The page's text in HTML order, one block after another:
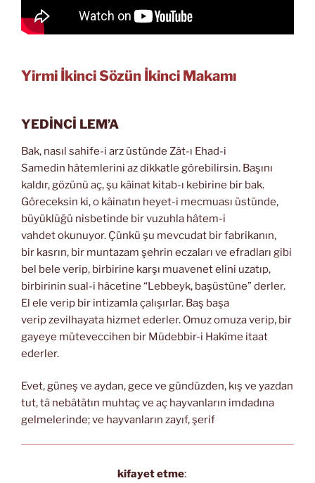
Yirmi İkinci Sözün İkinci Makamı
YEDİNCİ LEM’A
Bak, nasıl sahife-i arz üstünde Zât-ı Ehad-i
Samedin hâtemlerini az dikkatle görebilirsin. Başını
kaldır, gözünü aç, şu kâinat kitab-ı kebirine bir bak.
Göreceksin ki, o kâinatın heyet-i mecmuası üstünde,
büyüklüğü nisbetinde bir vuzuhla hâtem-i
vahdet okunuyor. Çünkü şu mevcudat bir fabrikanın,
bir kasrın, bir muntazam şehrin eczaları ve efradları gibi
bel bele verip, birbirine karşı muavenet elini uzatıp,
birbirinin sual-i hâcetine “Lebbeyk, başüstüne” derler.
El ele verip bir intizamla çalışırlar. Baş başa
verip zevilhayata hizmet ederler. Omuz omuza verip, bir
gayeye müteveccihen bir Müdebbir-i Hakîme itaat
ederler.
Evet, güneş ve aydan, gece ve gündüzden, kış ve yazdan
tut, tâ nebâtâtın muhtaç ve aç hayvanların imdadına
gelmelerinde; ve hayvanların zayıf, şerif
kifayet etme: